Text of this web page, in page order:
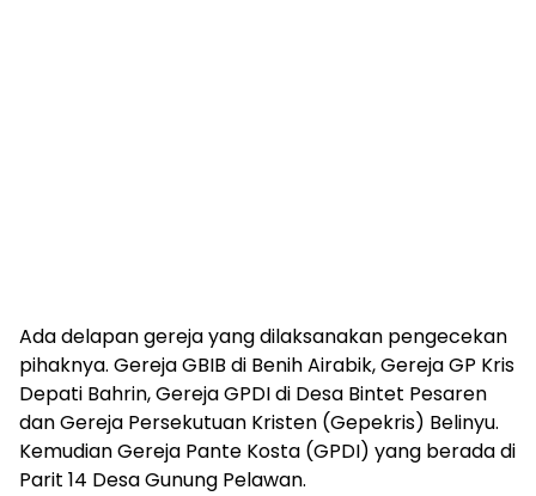
Ada delapan gereja yang dilaksanakan pengecekan
pihaknya. Gereja GBIB di Benih Airabik, Gereja GP Kris
Depati Bahrin, Gereja GPDI di Desa Bintet Pesaren
dan Gereja Persekutuan Kristen (Gepekris) Belinyu.
Kemudian Gereja Pante Kosta (GPDI) yang berada di
Parit 14 Desa Gunung Pelawan.